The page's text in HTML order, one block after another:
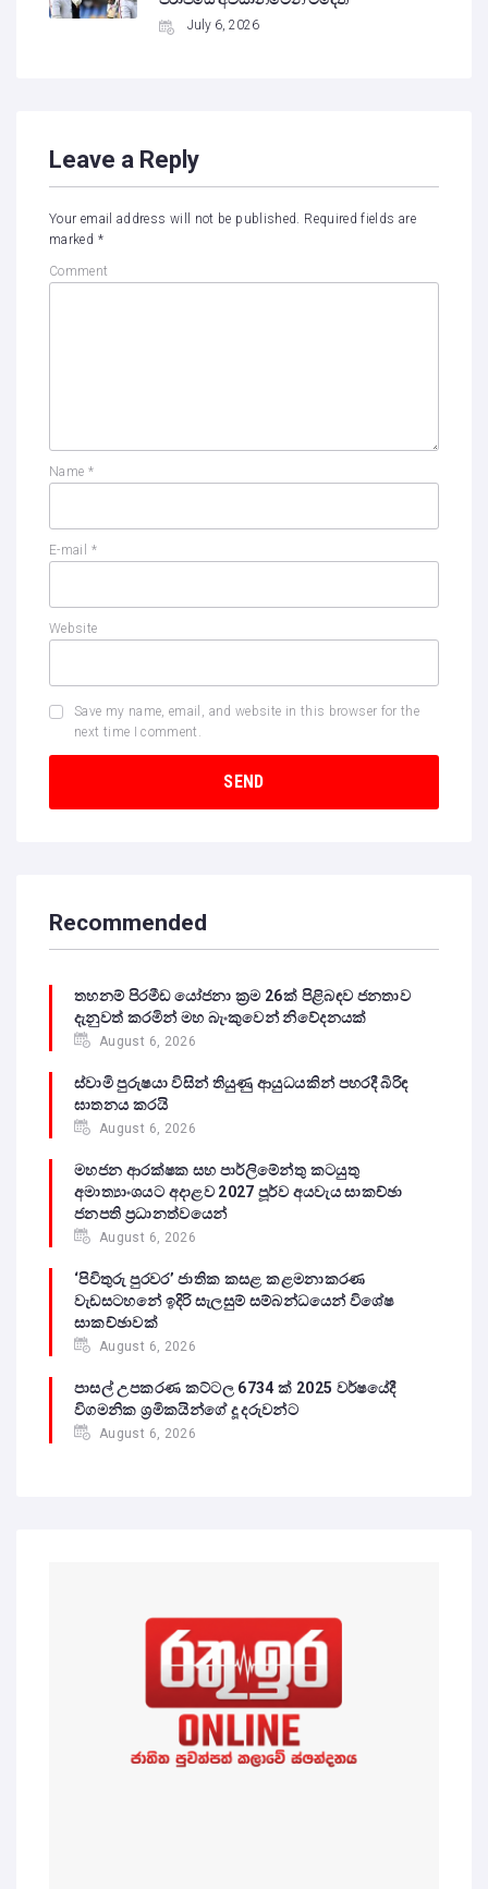
July 6, 2026
Leave a Reply
Your email address will not be published. Required fields are
marked *
Comment
Name *
E-mail *
Website
Save my name, email, and website in this browser for the
next time I comment.
Recommended
තහනම් පිරමීඩ යෝජනා ක්‍රම 26ක් පිළිබඳව ජනතාව
දැනුවත් කරමින් මහ බැංකුවෙන් නිවේදනයක්
August 6, 2026
ස්වාමි පුරුෂයා විසින් තියුණු ආයුධයකින් පහරදී බිරිඳ
ඝාතනය කරයි
August 6, 2026
මහජන ආරක්ෂක සහ පාර්ලිමේන්තු කටයුතු
අමාත්‍යාංශයට අදාළව 2027 පූර්ව අයවැය සාකච්ඡා
ජනපති ප්‍රධානත්වයෙන්
August 6, 2026
‘පිවිතුරු පුරවර’ ජාතික කසළ කළමනාකරණ
වැඩසටහනේ ඉදිරි සැලසුම් සම්බන්ධයෙන් විශේෂ
සාකච්ඡාවක්
August 6, 2026
පාසල් උපකරණ කට්ටල 6734 ක් 2025 වර්ෂයේදී
විගමනික ශ්‍රමිකයින්ගේ දූ දරුවන්ට
August 6, 2026